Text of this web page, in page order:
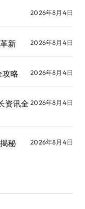
2026年8月4日
新 2026年8月4日
攻略 2026年8月4日
资讯全 2026年8月4日
秘 2026年8月4日